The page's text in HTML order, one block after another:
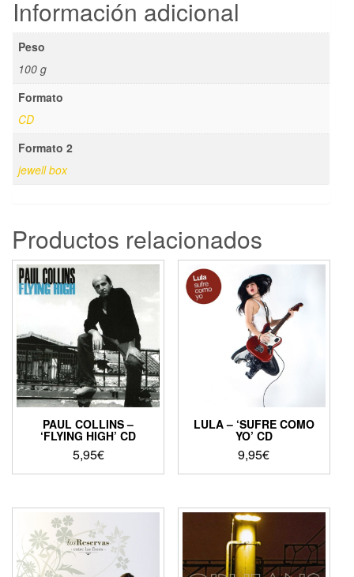
Información adicional
Peso
100 g
Formato
CD
Formato 2
jewell box
Productos relacionados
PAUL COLLINS –
‘FLYING HIGH’ CD
5,95€
LULA – ‘SUFRE COMO
YO’ CD
9,95€